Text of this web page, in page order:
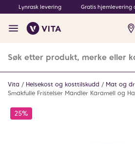
Lynrask levering Gratis hjemlevering
Vita Helsekost og kosttilskudd Mat og
Smakfulle Fristelser Mandler Karamell og
25%